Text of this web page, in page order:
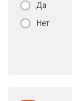
Да
Нет